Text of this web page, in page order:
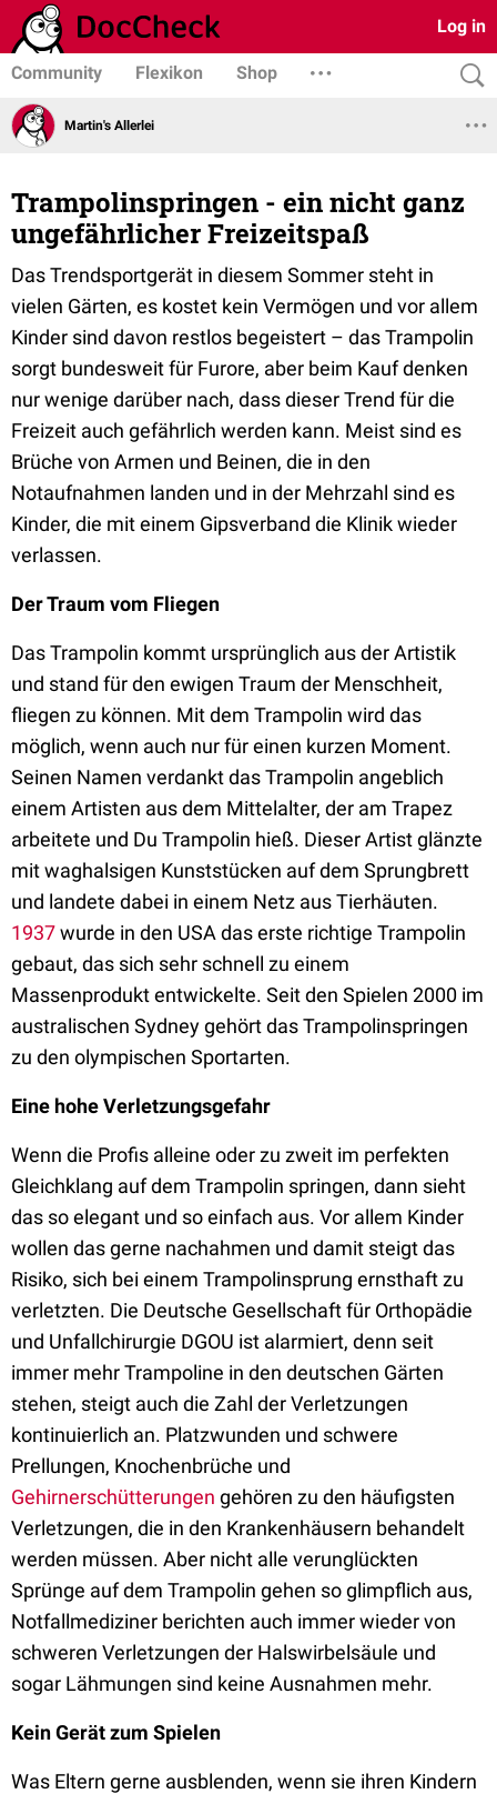
Log in
Community Flexikon Shop
Martin's Allerlei
Trampolinspringen - ein nicht ganz
ungefährlicher Freizeitspaß
Das Trendsportgerät in diesem Sommer steht in
vielen Gärten, es kostet kein Vermögen und vor allem
Kinder sind davon restlos begeistert – das Trampolin
sorgt bundesweit für Furore, aber beim Kauf denken
nur wenige darüber nach, dass dieser Trend für die
Freizeit auch gefährlich werden kann. Meist sind es
Brüche von Armen und Beinen, die in den
Notaufnahmen landen und in der Mehrzahl sind es
Kinder, die mit einem Gipsverband die Klinik wieder
verlassen.
Der Traum vom Fliegen
Das Trampolin kommt ursprünglich aus der Artistik
und stand für den ewigen Traum der Menschheit,
fliegen zu können. Mit dem Trampolin wird das
möglich, wenn auch nur für einen kurzen Moment.
Seinen Namen verdankt das Trampolin angeblich
einem Artisten aus dem Mittelalter, der am Trapez
arbeitete und Du Trampolin hieß. Dieser Artist glänzte
mit waghalsigen Kunststücken auf dem Sprungbrett
und landete dabei in einem Netz aus Tierhäuten.
1937wurde in den USA das erste richtige Trampolin
gebaut, das sich sehr schnell zu einem
Massenprodukt entwickelte. Seit den Spielen 2000 im
australischen Sydney gehört das Trampolinspringen
zu den olympischen Sportarten.
Eine hohe Verletzungsgefahr
Wenn die Profis alleine oder zu zweit im perfekten
Gleichklang auf dem Trampolin springen, dann sieht
das so elegant und so einfach aus. Vor allem Kinder
wollen das gerne nachahmen und damit steigt das
Risiko, sich bei einem Trampolinsprung ernsthaft zu
verletzten. Die Deutsche Gesellschaft für Orthopädie
und Unfallchirurgie DGOU ist alarmiert, denn seit
immer mehr Trampoline in den deutschen Gärten
stehen, steigt auch die Zahl der Verletzungen
kontinuierlich an. Platzwunden und schwere
Prellungen, Knochenbrüche und
Gehirnerschütterungen gehören zu den häufigsten
Verletzungen, die in den Krankenhäusern behandelt
werden müssen. Aber nicht alle verunglückten
Sprünge auf dem Trampolin gehen so glimpflich aus,
Notfallmediziner berichten auch immer wieder von
schweren Verletzungen der Halswirbelsäule und
sogar Lähmungen sind keine Ausnahmen mehr.
Kein Gerät zum Spielen
Was Eltern gerne ausblenden, wenn sie ihren Kindern